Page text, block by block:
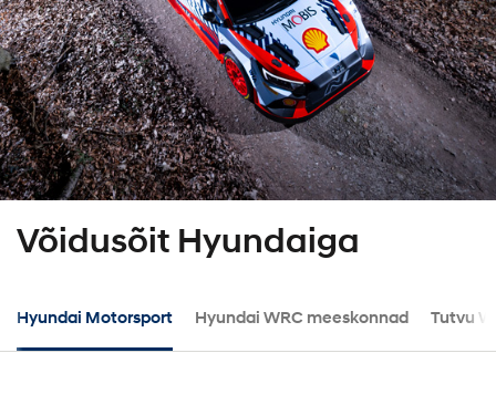
Võidusõit Hyundaiga
Hyundai Motorsport Hyundai WRC meeskonnad Tutvu